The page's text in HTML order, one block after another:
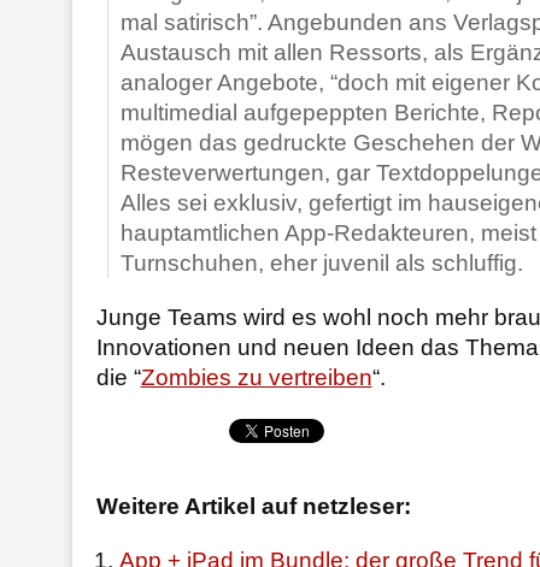
mal satirisch”. Angebunden ans
Austausch mit allen Ressorts, als
analoger Angebote, “doch mit eigener
multimedial aufgepeppten Berichte,
mögen das gedruckte Geschehen der
Resteverwertungen, gar
Alles sei exklusiv, gefertigt im
hauptamtlichen App-Redakteuren,
Turnschuhen, eher juvenil als schluffig.
Junge Teams wird es wohl noch mehr
Innovationen und neuen Ideen das
die “Zombies zu vertreiben“.
Weitere Artikel auf netzleser:
App + iPad im Bundle: der große Trend